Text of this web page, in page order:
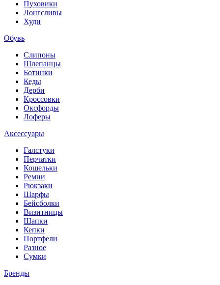
Пуховики
Лонгсливы
Худи
Обувь
Слипоны
Шлепанцы
Ботинки
Кеды
Дерби
Кроссовки
Оксфорды
Лоферы
Аксессуары
Галстуки
Перчатки
Кошельки
Ремни
Рюкзаки
Шарфы
Бейсболки
Визитницы
Шапки
Кепки
Портфели
Разное
Сумки
Бренды